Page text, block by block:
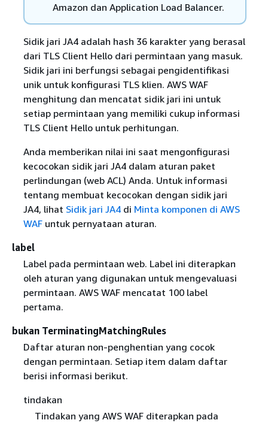
Amazon dan Application Load Balancer.
Sidik jari JA4 adalah hash 36 karakter yang berasal
dari TLS Client Hello dari permintaan yang masuk.
Sidik jari ini berfungsi sebagai pengidentifikasi
unik untuk konfigurasi TLS klien. AWS WAF
menghitung dan mencatat sidik jari ini untuk
setiap permintaan yang memiliki cukup informasi
TLS Client Hello untuk perhitungan.
Anda memberikan nilai ini saat mengonfigurasi
kecocokan sidik jari JA4 dalam aturan paket
perlindungan (web ACL) Anda. Untuk informasi
tentang membuat kecocokan dengan sidik jari
JA4, lihat Sidik jari JA4di Minta komponen di AWS
WAFuntuk pernyataan aturan.
label
Label pada permintaan web. Label ini diterapkan
oleh aturan yang digunakan untuk mengevaluasi
permintaan. AWS WAF mencatat 100 label
pertama.
bukan TerminatingMatchingRules
Daftar aturan non-penghentian yang cocok
dengan permintaan. Setiap item dalam daftar
berisi informasi berikut.
tindakan
Tindakan yang AWS WAF diterapkan pada